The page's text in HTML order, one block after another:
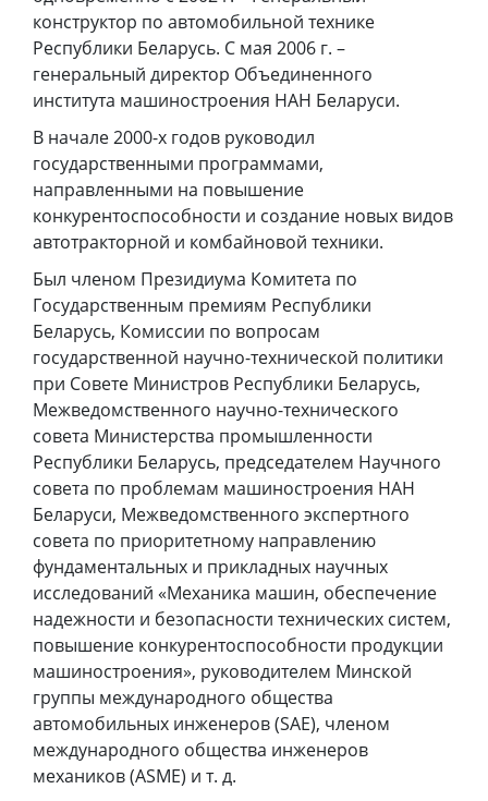
конструктор по автомобильной технике
Республики Беларусь. С мая 2006 г. –
генеральный директор Объединенного
института машиностроения НАН Беларуси.
В начале 2000-х годов руководил
государственными программами,
направленными на повышение
конкурентоспособности и создание новых видов
автотракторной и комбайновой техники.
Был членом Президиума Комитета по
Государственным премиям Республики
Беларусь, Комиссии по вопросам
государственной научно-технической политики
при Совете Министров Республики Беларусь,
Межведомственного научно-технического
совета Министерства промышленности
Республики Беларусь, председателем Научного
совета по проблемам машиностроения НАН
Беларуси, Межведомственного экспертного
совета по приоритетному направлению
фундаментальных и прикладных научных
исследований «Механика машин, обеспечение
надежности и безопасности технических систем,
повышение конкурентоспособности продукции
машиностроения», руководителем Минской
группы международного общества
автомобильных инженеров (SAE), членом
международного общества инженеров
механиков (ASME) и т. д.